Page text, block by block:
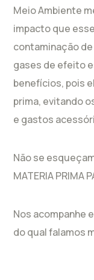
Meio Ambiente
impacto que
contaminação
gases de efeito
benefícios, pois
prima, evitando
e gastos
Não se esqueçam.
MATERIA PRIMA
Nos acompanhe
do qual falamos